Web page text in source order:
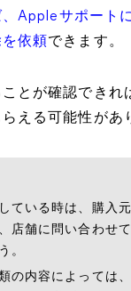
Appleサポート
依頼できます。
とが確認できれ
える可能性があ
ている時は、購入
店舗に問い合わせ
。
の内容によっては、